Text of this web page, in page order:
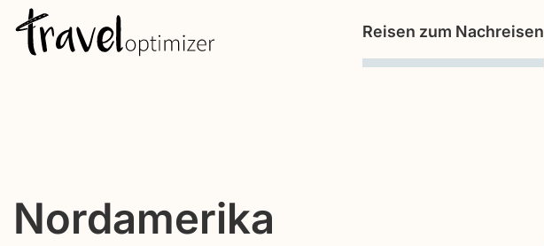
Reisen zum Nachreisen
Nordamerika